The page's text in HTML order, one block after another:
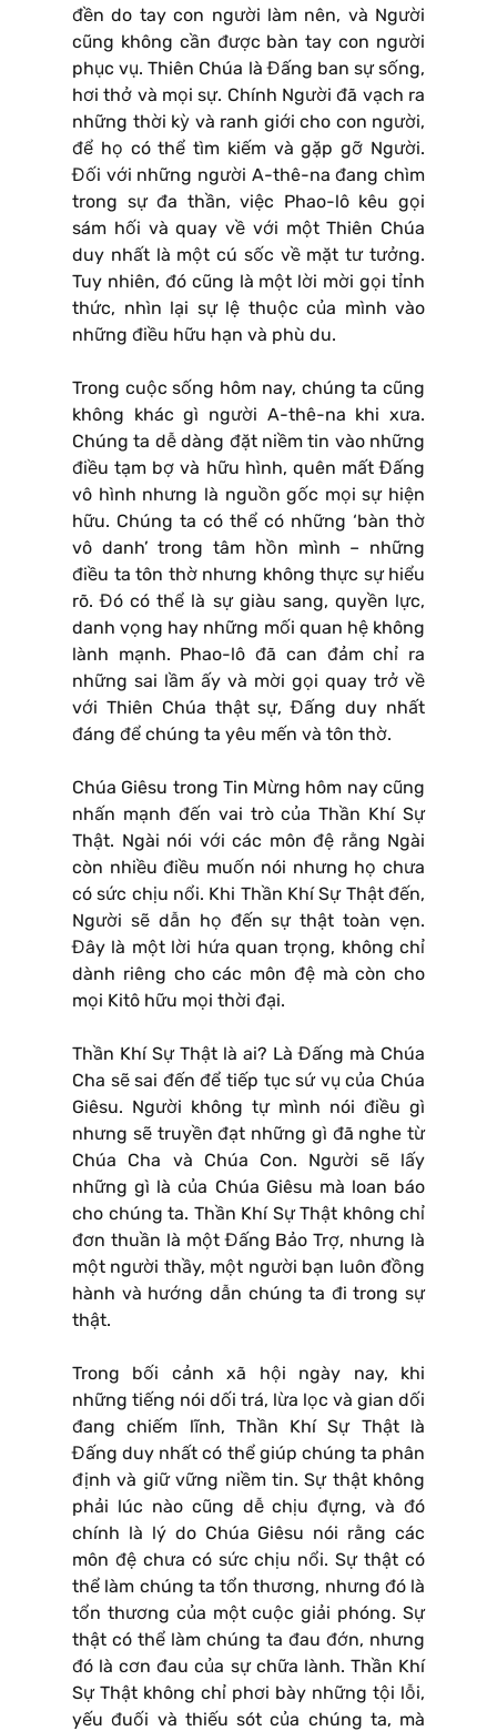
đền do tay con người làm nên, và Người
cũng không cần được bàn tay con người
phục vụ. Thiên Chúa là Đấng ban sự sống,
hơi thở và mọi sự. Chính Người đã vạch ra
những thời kỳ và ranh giới cho con người,
để họ có thể tìm kiếm và gặp gỡ Người.
Đối với những người A-thê-na đang chìm
trong sự đa thần, việc Phao-lô kêu gọi
sám hối và quay về với một Thiên Chúa
duy nhất là một cú sốc về mặt tư tưởng.
Tuy nhiên, đó cũng là một lời mời gọi tỉnh
thức, nhìn lại sự lệ thuộc của mình vào
những điều hữu hạn và phù du.
Trong cuộc sống hôm nay, chúng ta cũng
không khác gì người A-thê-na khi xưa.
Chúng ta dễ dàng đặt niềm tin vào những
điều tạm bợ và hữu hình, quên mất Đấng
vô hình nhưng là nguồn gốc mọi sự hiện
hữu. Chúng ta có thể có những ‘bàn thờ
vô danh’ trong tâm hồn mình – những
điều ta tôn thờ nhưng không thực sự hiểu
rõ. Đó có thể là sự giàu sang, quyền lực,
danh vọng hay những mối quan hệ không
lành mạnh. Phao-lô đã can đảm chỉ ra
những sai lầm ấy và mời gọi quay trở về
với Thiên Chúa thật sự, Đấng duy nhất
đáng để chúng ta yêu mến và tôn thờ.
Chúa Giêsu trong Tin Mừng hôm nay cũng
nhấn mạnh đến vai trò của Thần Khí Sự
Thật. Ngài nói với các môn đệ rằng Ngài
còn nhiều điều muốn nói nhưng họ chưa
có sức chịu nổi. Khi Thần Khí Sự Thật đến,
Người sẽ dẫn họ đến sự thật toàn vẹn.
Đây là một lời hứa quan trọng, không chỉ
dành riêng cho các môn đệ mà còn cho
mọi Kitô hữu mọi thời đại.
Thần Khí Sự Thật là ai? Là Đấng mà Chúa
Cha sẽ sai đến để tiếp tục sứ vụ của Chúa
Giêsu. Người không tự mình nói điều gì
nhưng sẽ truyền đạt những gì đã nghe từ
Chúa Cha và Chúa Con. Người sẽ lấy
những gì là của Chúa Giêsu mà loan báo
cho chúng ta. Thần Khí Sự Thật không chỉ
đơn thuần là một Đấng Bảo Trợ, nhưng là
một người thầy, một người bạn luôn đồng
hành và hướng dẫn chúng ta đi trong sự
thật.
Trong bối cảnh xã hội ngày nay, khi
những tiếng nói dối trá, lừa lọc và gian dối
đang chiếm lĩnh, Thần Khí Sự Thật là
Đấng duy nhất có thể giúp chúng ta phân
định và giữ vững niềm tin. Sự thật không
phải lúc nào cũng dễ chịu đựng, và đó
chính là lý do Chúa Giêsu nói rằng các
môn đệ chưa có sức chịu nổi. Sự thật có
thể làm chúng ta tổn thương, nhưng đó là
tổn thương của một cuộc giải phóng. Sự
thật có thể làm chúng ta đau đớn, nhưng
đó là cơn đau của sự chữa lành. Thần Khí
Sự Thật không chỉ phơi bày những tội lỗi,
yếu đuối và thiếu sót của chúng ta, mà